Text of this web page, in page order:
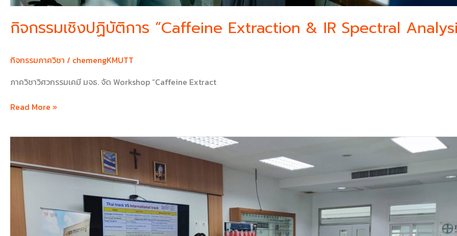
กิจกรรมเชิงปฏิบัติการ “Caffeine Extraction & IR Spectral
กิจกรรมภาควิชา / chemengKMUTT
ภาควิชาวิศวกรรมเคมี มจธ. จัด Workshop “Caffeine Extract
Read More »
KMUTT
on
Tour
2026